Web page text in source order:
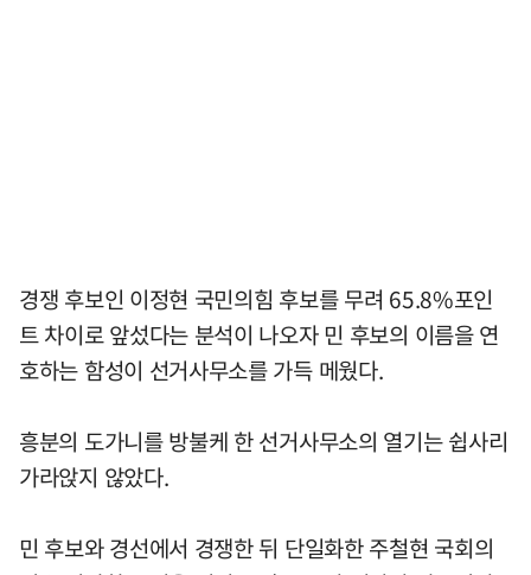
경쟁 후보인 이정현 국민의힘 후보를 무려 65.8%포인
트 차이로 앞섰다는 분석이 나오자 민 후보의 이름을 연
호하는 함성이 선거사무소를 가득 메웠다.
흥분의 도가니를 방불케 한 선거사무소의 열기는 쉽사리
가라앉지 않았다.
민 후보와 경선에서 경쟁한 뒤 단일화한 주철현 국회의